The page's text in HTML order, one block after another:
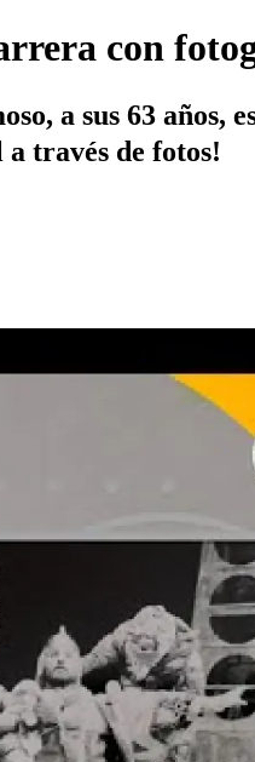
con
a sus 63 años,
través de fotos!